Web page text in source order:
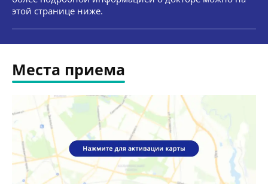
этой странице ниже.
Места приема